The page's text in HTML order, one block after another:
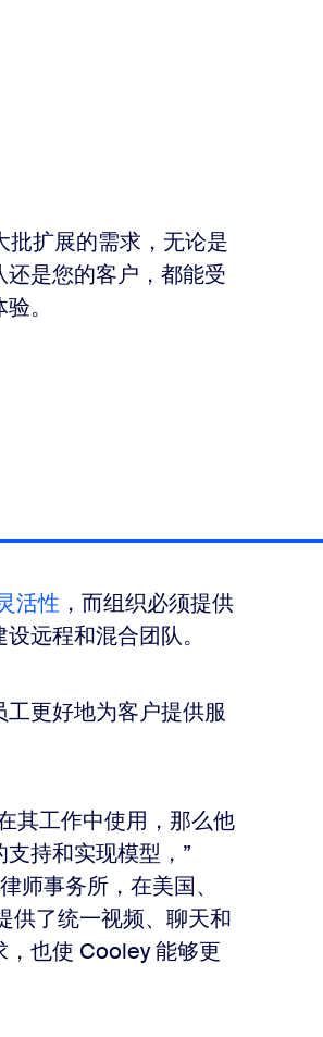
批扩展的需求，无论是
是您的客户，都能受
。
活性 ，而组织必须提供
远程和混合团队。
更好地为客户提供服
其工作中使用，那么他
持和实现模型，”
师事务所，在美国、
供了统一视频、聊天和
也使 Cooley 能够更